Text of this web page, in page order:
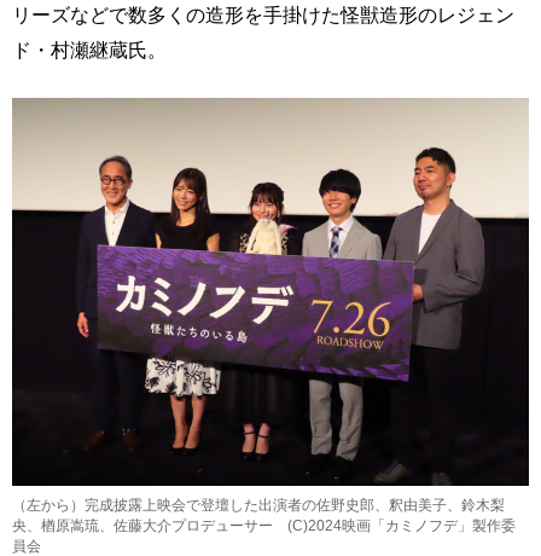
リーズなどで数多くの造形を手掛けた怪獣造形のレジェン
ド・村瀬継蔵氏。
（左から）完成披露上映会で登壇した出演者の佐野史郎、釈由美子、鈴木梨
央、楢原嵩琉、佐藤大介プロデューサー (C)2024映画「カミノフデ」製作委
員会